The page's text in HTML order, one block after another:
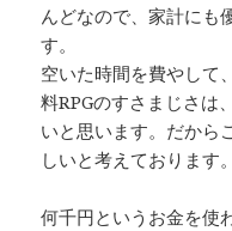
んどなので、家計にも
す。
空いた時間を費やして
料RPGのすさまじさは
いと思います。だから
しいと考えております。
何千円というお金を使